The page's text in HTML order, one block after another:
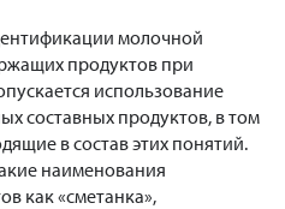
молочной
продуктов при
использование
составных продуктов, в том
в состав этих понятий.
наименования
как «сметанка»,